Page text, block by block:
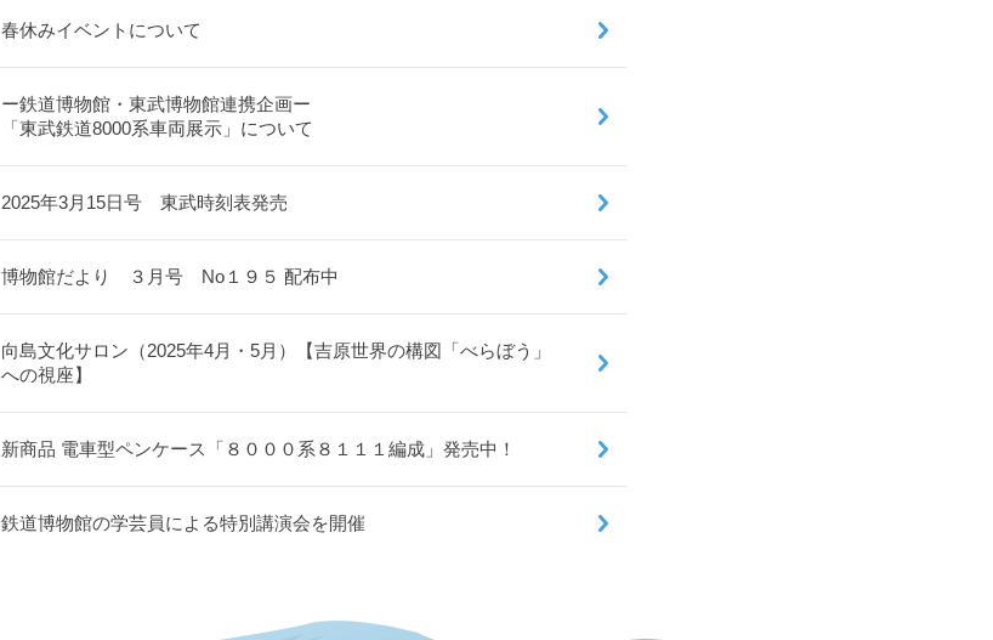
春休みイベントについて
ー鉄道博物館・東武博物館連携企画ー
「東武鉄道8000系車両展示」について
2025年3月15日号 東武時刻表発売
博物館だより ３月号 No１９５ 配布中
向島文化サロン（2025年4月・5月）【吉原世界の構図「べらぼう」
への視座】
新商品 電車型ペンケース「８０００系８１１１編成」発売中！
鉄道博物館の学芸員による特別講演会を開催